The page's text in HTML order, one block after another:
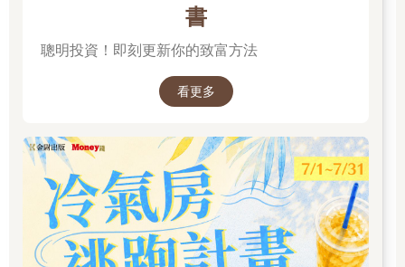
書
聰明投資！即刻更新你的致富方法
看更多